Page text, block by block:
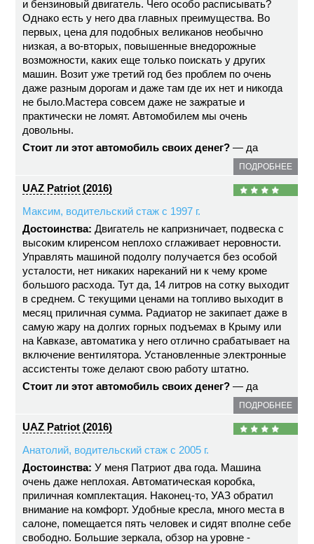
и бензиновый двигатель. Чего особо расписывать?
Однако есть у него два главных преимущества. Во
первых, цена для подобных великанов необычно
низкая, а во-вторых, повышенные внедорожные
возможности, каких еще только поискать у других
машин. Возит уже третий год без проблем по очень
даже разным дорогам и даже там где их нет и никогда
не было.Мастера совсем даже не зажратые и
практически не ломят. Автомобилем мы очень
довольны.
Стоит ли этот автомобиль своих денег? — да
ПОДРОБНЕЕ
UAZ Patriot (2016)
Максим, водительский стаж с 1997 г.
Достоинства: Двигатель не капризничает, подвеска с
высоким клиренсом неплохо сглаживает неровности.
Управлять машиной подолгу получается без особой
усталости, нет никаких нареканий ни к чему кроме
большого расхода. Тут да, 14 литров на сотку выходит
в среднем. С текущими ценами на топливо выходит в
месяц приличная сумма. Радиатор не закипает даже в
самую жару на долгих горных подъемах в Крыму или
на Кавказе, автоматика у него отлично срабатывает на
включение вентилятора. Установленные электронные
ассистенты тоже делают свою работу штатно.
Стоит ли этот автомобиль своих денег? — да
ПОДРОБНЕЕ
UAZ Patriot (2016)
Анатолий, водительский стаж с 2005 г.
Достоинства: У меня Патриот два года. Машина
очень даже неплохая. Автоматическая коробка,
приличная комплектация. Наконец-то, УАЗ обратил
внимание на комфорт. Удобные кресла, много места в
салоне, помещается пять человек и сидят вполне себе
свободно. Большие зеркала, обзор на уровне -